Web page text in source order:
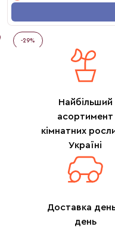
-29%
Найбільший
асортимент
кімнатних
Україні
Доставка
день